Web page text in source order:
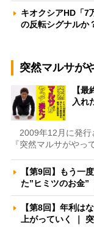
キオクシアHD「7
の反転シグナル
突然マルサが
【
入れ
2009年12月に発行
『突然マルサがや
【第9回】もう一
た”ヒミツのお金
【第8回】年利は
上がっていく ｜